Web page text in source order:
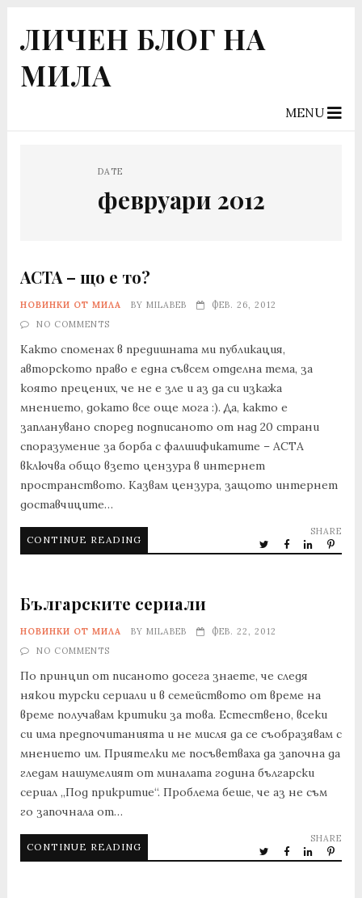
ЛИЧЕН БЛОГ НА
МИЛА
MENU
DATE
февруари 2012
ACTA – що е то?
НОВИНКИ ОТ МИЛА BY MILABEB
ФЕВ. 26, 2012
NO COMMENTS
Както споменах в предишната ми публикация,
авторското право е една съвсем отделна тема, за
която прецених, че не е зле и аз да си изкажа
мнението, докато все още мога :). Да, както е
запланувано според подписаното от над 20 страни
споразумение за борба с фалшификатите – ACTA
включва общо взето цензура в интернет
пространството. Казвам цензура, защото интернет
доставчиците…
CONTINUE READING
SHARE
Българските сериали
НОВИНКИ ОТ МИЛА BY MILABEB
ФЕВ. 22, 2012
NO COMMENTS
По принцип от писаното досега знаете, че следя
някои турски сериали и в семейството от време на
време получавам критики за това. Естествено, всеки
си има предпочитанията и не мисля да се съобразявам с
мнението им. Приятелки ме посъветваха да започна да
гледам нашумелият от миналата година български
сериал „Под прикритие“. Проблема беше, че аз не съм
го започнала от…
CONTINUE READING
SHARE